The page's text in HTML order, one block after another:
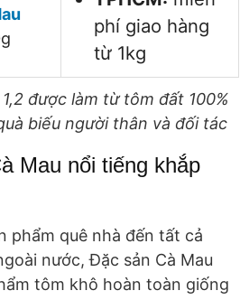
phí giao hàng
từ 1kg
được làm từ tôm đất 100%
biếu người thân và đối tác
Mau nổi tiếng khắp
phẩm quê nhà đến tất cả
nước, Đặc sản Cà Mau
tôm khô hoàn toàn giống